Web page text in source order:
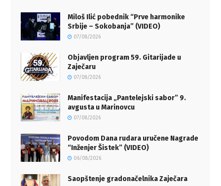
Miloš Ilić pobednik “Prve harmonike
Srbije – Sokobanja” (VIDEO)
07/08/2026
Objavljen program 59. Gitarijade u
Zaječaru
07/08/2026
Manifestacija „Pantelejski sabor” 9.
avgusta u Marinovcu
07/08/2026
Povodom Dana rudara uručene Nagrade
“Inženjer Šistek” (VIDEO)
06/08/2026
Saopštenje gradonačelnika Zaječara